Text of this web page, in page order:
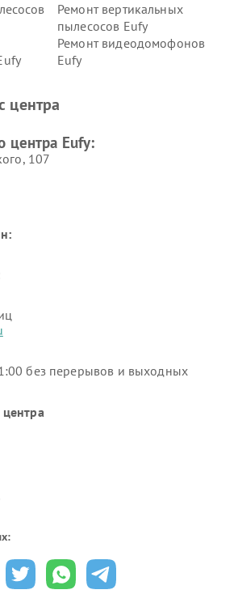
Ремонт вертикальных
пылесосов Eufy
Ремонт видеодомофонов
Eufy
центра
центра Eufy:
107
без перерывов и выходных
центра